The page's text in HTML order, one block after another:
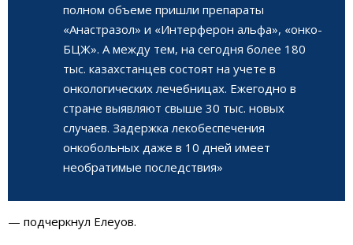
полном объеме пришли препараты
«Анастразол» и «Интерферон альфа», «онко-
БЦЖ». А между тем, на сегодня более 180
тыс. казахстанцев состоят на учете в
онкологических лечебницах. Ежегодно в
стране выявляют свыше 30 тыс. новых
случаев. Задержка лекобеспечения
онкобольных даже в 10 дней имеет
необратимые последствия»
— подчеркнул Елеуов.